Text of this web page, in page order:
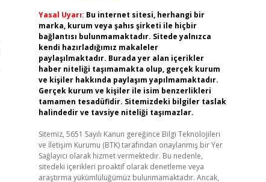
Yasal Uyarı: Bu internet sitesi, herhangi bir
marka, kurum veya şahıs şirketi ile hiçbir
bağlantısı bulunmamaktadır. Sitede yalnızca
kendi hazırladığımız makaleler
paylaşılmaktadır. Burada yer alan içerikler
haber niteliği taşımamakta olup, gerçek kurum
ve kişiler hakkında paylaşım yapılmamaktadır.
Gerçek kurum ve kişiler ile isim benzerlikleri
tamamen tesadüfidir. Sitemizdeki bilgiler taslak
halindedir ve tavsiye niteliği taşımazlar.
Sitemiz, 5651 Sayılı Kanun gereğince Bilgi Teknolojileri
ve İletişim Kurumu (BTK) tarafından onaylanmış bir Yer
Sağlayıcı olarak hizmet vermektedir. Bu nedenle,
sitedeki içerikleri proaktif olarak denetleme veya
araştırma yükümlülüğümüz bulunmamaktadır. Ancak,